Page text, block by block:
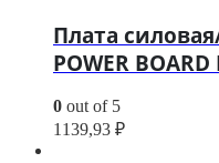
Плата
POWER
0 out of 5
1139,93 ₽